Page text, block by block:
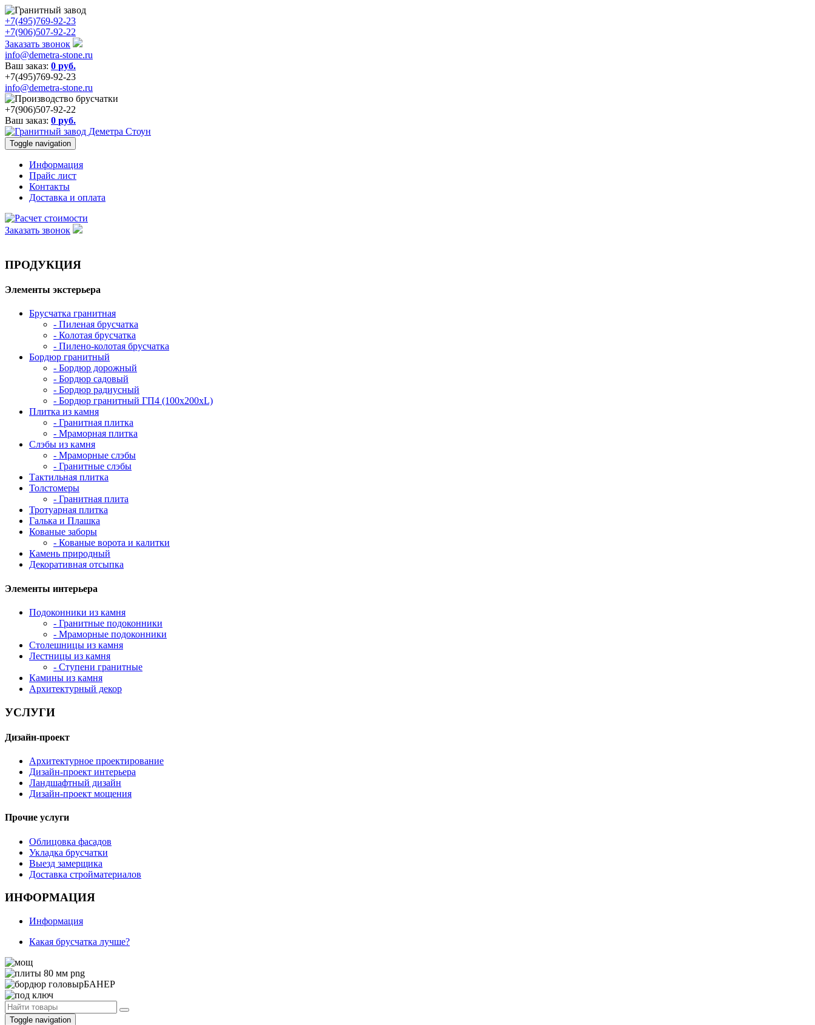
+7(495)769-92-23
+7(906)507-92-22
Заказать звонок
info@demetra-stone.ru
Ваш заказ: 0 руб.
+7(495)769-92-23
info@demetra-stone.ru
+7(906)507-92-22
Ваш заказ: 0 руб.
Toggle navigation
Информация
Прайс лист
Контакты
Доставка и оплата
Заказать звонок
ПРОДУКЦИЯ
Элементы экстерьера
Брусчатка гранитная
- Пиленая брусчатка
- Колотая брусчатка
- Пилено-колотая брусчатка
Бордюр гранитный
- Бордюр дорожный
- Бордюр садовый
- Бордюр радиусный
- Бордюр гранитный ГП4 (100х200хL)
Плитка из камня
- Гранитная плитка
- Мраморная плитка
Слэбы из камня
- Мраморные слэбы
- Гранитные слэбы
Тактильная плитка
Толстомеры
- Гранитная плита
Тротуарная плитка
Галька и Плашка
Кованые заборы
- Кованые ворота и калитки
Камень природный
Декоративная отсыпка
Элементы интерьера
Подоконники из камня
- Гранитные подоконники
- Мраморные подоконники
Столешницы из камня
Лестницы из камня
- Ступени гранитные
Камины из камня
Архитектурный декор
УСЛУГИ
Дизайн-проект
Архитектурное проектирование
Дизайн-проект интерьера
Ландшафтный дизайн
Дизайн-проект мощения
Прочие услуги
Облицовка фасадов
Укладка брусчатки
Выезд замерщика
Доставка стройматериалов
ИНФОРМАЦИЯ
Информация
Какая брусчатка лучше?
Toggle navigation